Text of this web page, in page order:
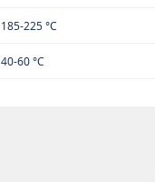
185-225 °C
40-60 °C